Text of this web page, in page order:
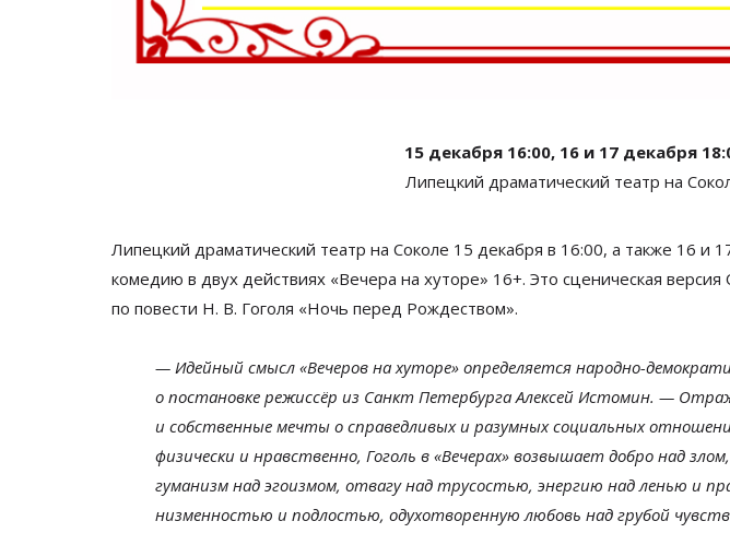
15 декабря 16:00, 16 и 17 декабря
Липецкий драматический театр на
Липецкий драматический театр на Соколе 15 декабря в 16:00, а также 16 и
комедию в двух действиях «Вечера на хуторе» 16+. Это сценическая версия
по повести Н. В. Гоголя «Ночь перед Рождеством».
— Идейный смысл «Вечеров на хуторе» определяется народно-
о постановке режиссёр из Санкт Петербурга Алексей Истомин. —
и собственные мечты о справедливых и разумных социальных
физически и нравственно, Гоголь в «Вечерах» возвышает добро над
гуманизм над эгоизмом, отвагу над трусостью, энергию над ленью и
низменностью и подлостью, одухотворенную любовь над грубой